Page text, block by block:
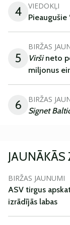
4 VIEDOKĻI
5
BIRŽAS
Viršineto
miljonus
6 BIRŽAS
Signet
JAUNĀKĀS
BIRŽAS JAUNUMI
ASV tirgus
izrādījās labas